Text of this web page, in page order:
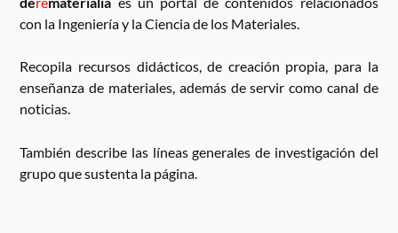
con la Ingeniería y la Ciencia de los Materiales.
Recopila recursos didácticos, de creación propia, para la
enseñanza de materiales, además de servir como canal de
noticias.
También describe las líneas generales de investigación del
grupo que sustenta la página.